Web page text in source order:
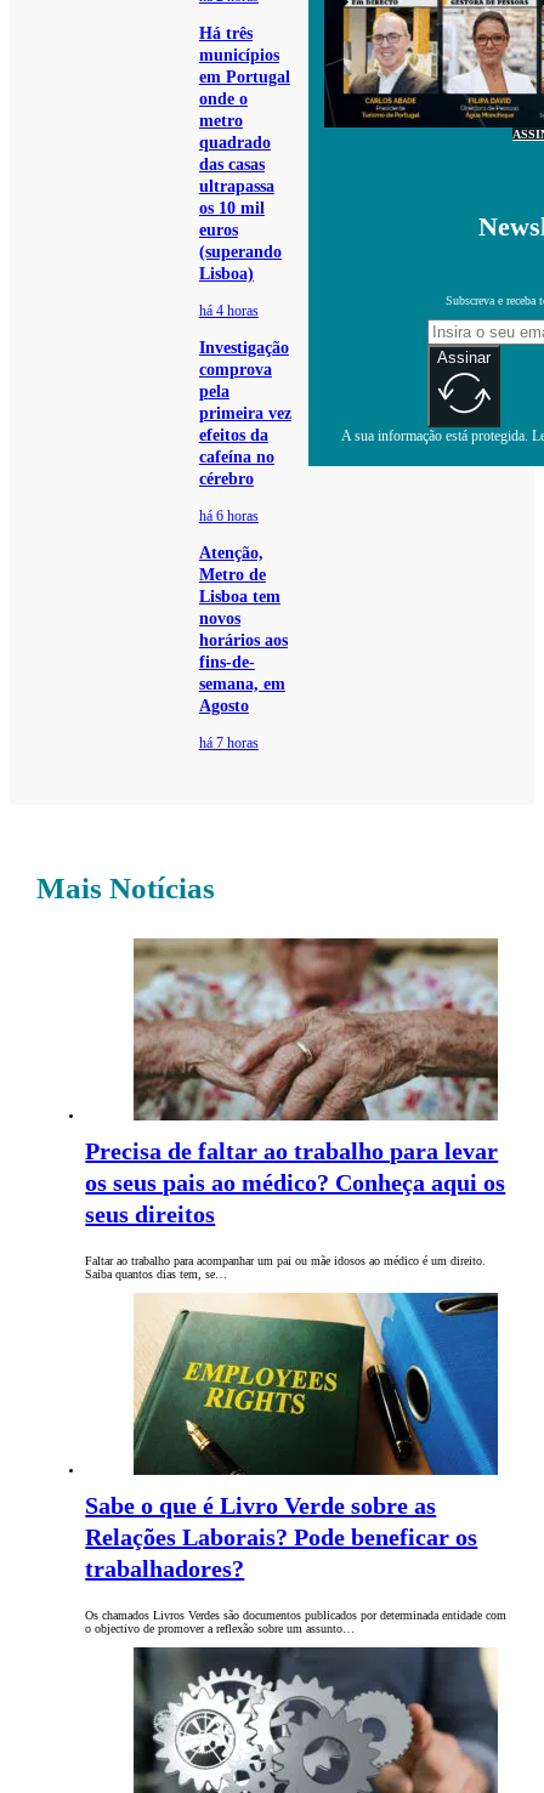
Há três
municípios
em Portugal
onde o
metro
quadrado
das casas
ultrapassa
os 10 mil
euros
(superando
Lisboa)
há 4 horas
Investigação
comprova
pela
primeira vez
efeitos da
cafeína no
cérebro
há 6 horas
Atenção,
Metro de
Lisboa tem
novos
horários aos
fins-de-
semana, em
Agosto
há 7 horas
Subscreva e receba
Assinar
A sua informação está protegida.
Mais Notícias
Precisa de faltar ao trabalho para levar
os seus pais ao médico? Conheça aqui os
seus direitos
Faltar ao trabalho para acompanhar um pai ou mãe idosos ao médico é um direito.
Saiba quantos dias tem, se…
Sabe o que é Livro Verde sobre as
Relações Laborais? Pode beneficar os
trabalhadores?
Os chamados Livros Verdes são documentos publicados por determinada entidade com
o objectivo de promover a reflexão sobre um assunto…